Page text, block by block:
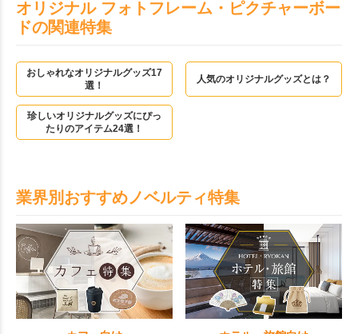
オリジナル フォトフレーム・ピクチャーボー
ドの関連特集
おしゃれなオリジナルグッズ17
選！
人気のオリジナルグッズとは？
珍しいオリジナルグッズにぴっ
たりのアイテム24選！
業界別おすすめノベルティ特集